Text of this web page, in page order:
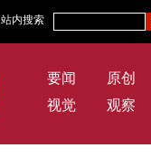
站内搜索
要闻 原创
视觉
观察